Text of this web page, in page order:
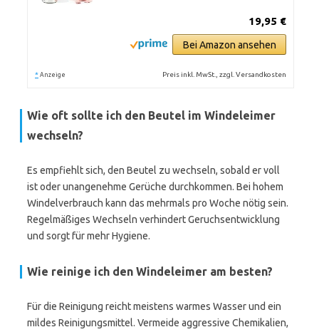
19,95 €
Bei Amazon ansehen
* Anzeige Preis inkl. MwSt., zzgl. Versandkosten
Wie oft sollte ich den Beutel im Windeleimer
wechseln?
Es empfiehlt sich, den Beutel zu wechseln, sobald er voll
ist oder unangenehme Gerüche durchkommen. Bei hohem
Windelverbrauch kann das mehrmals pro Woche nötig sein.
Regelmäßiges Wechseln verhindert Geruchsentwicklung
und sorgt für mehr Hygiene.
Wie reinige ich den Windeleimer am besten?
Für die Reinigung reicht meistens warmes Wasser und ein
mildes Reinigungsmittel. Vermeide aggressive Chemikalien,